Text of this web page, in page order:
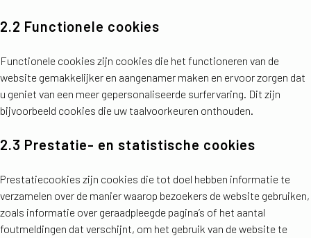
2.2 Functionele cookies
Functionele cookies zijn cookies die het functioneren van de
website gemakkelijker en aangenamer maken en ervoor zorgen dat
u geniet van een meer gepersonaliseerde surfervaring. Dit zijn
bijvoorbeeld cookies die uw taalvoorkeuren onthouden.
2.3 Prestatie- en statistische cookies
Prestatiecookies zijn cookies die tot doel hebben informatie te
verzamelen over de manier waarop bezoekers de website gebruiken,
zoals informatie over geraadpleegde pagina’s of het aantal
foutmeldingen dat verschijnt, om het gebruik van de website te